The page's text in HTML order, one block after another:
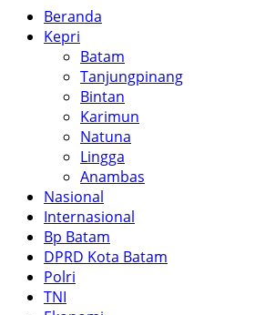
Beranda
Kepri
Batam
Tanjungpinang
Bintan
Karimun
Natuna
Lingga
Anambas
Nasional
Internasional
Bp Batam
DPRD Kota Batam
Polri
TNI